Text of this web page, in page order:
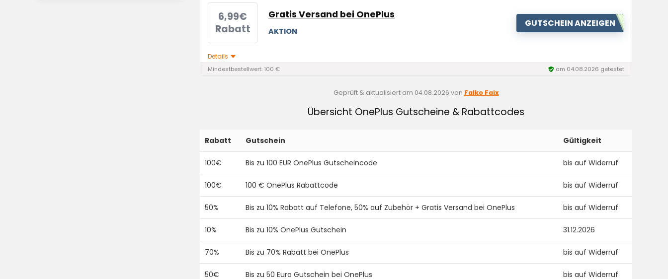
6,99€
Rabatt
Gratis Versand bei OnePlus
AKTION
GUTSCHEIN ANZEIGEN
Details
Mindestbestellwert: 100 € am 04.08.2026 getestet
Geprüft & aktualisiert am 04.08.2026 von Falko Faix
Übersicht OnePlus Gutscheine & Rabattcodes
Rabatt Gutschein Gültigkeit
100€ Bis zu 100 EUR OnePlus Gutscheincode bis auf Widerruf
100€ 100 € OnePlus Rabattcode bis auf Widerruf
50% Bis zu 10% Rabatt auf Telefone, 50% auf Zubehör + Gratis Versand bei OnePlus bis auf Widerruf
10% Bis zu 10% OnePlus Gutschein 31.12.2026
70% Bis zu 70% Rabatt bei OnePlus bis auf Widerruf
50€ Bis zu 50 Euro Gutschein bei OnePlus bis auf Widerruf